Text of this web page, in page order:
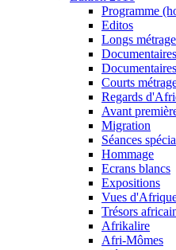
Programme
Editos
Longs
Courts
Regards
Avant
Migration
Séances
Hommage
Ecrans blancs
Expositions
Vues
Trésors
Afrikalire
Afri-Mômes